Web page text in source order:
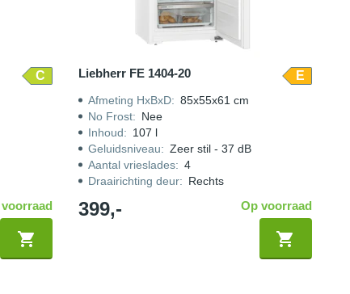
C Liebherr FE 1404-20 E
Afmeting HxBxD: 85x55x61 cm
No Frost: Nee
Inhoud: 107 l
Geluidsniveau: Zeer stil - 37 dB
Aantal vrieslades: 4
Draairichting deur: Rechts
399,- Op voorraad